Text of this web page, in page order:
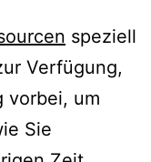
speziell
Verfügung,
vorbei, um
Sie